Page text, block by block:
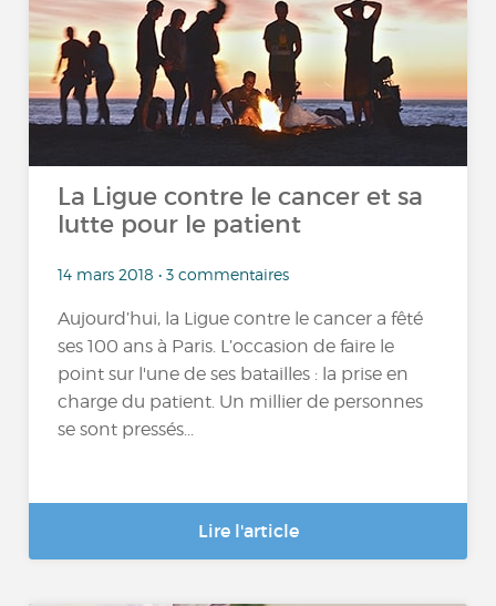
La Ligue contre le cancer et sa
lutte pour le patient
14 mars 2018 • 3 commentaires
Aujourd’hui, la Ligue contre le cancer a fêté
ses 100 ans à Paris. L’occasion de faire le
point sur l'une de ses batailles : la prise en
charge du patient. Un millier de personnes
se sont pressés...
Lire l'article